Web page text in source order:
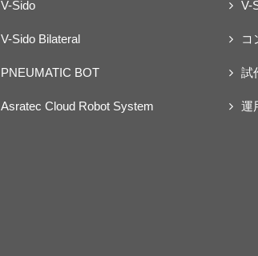
V-Sido
V-Sido Bilateral
PNEUMATIC BOT
Asratec Cloud Robot System
V-
コ
試
運